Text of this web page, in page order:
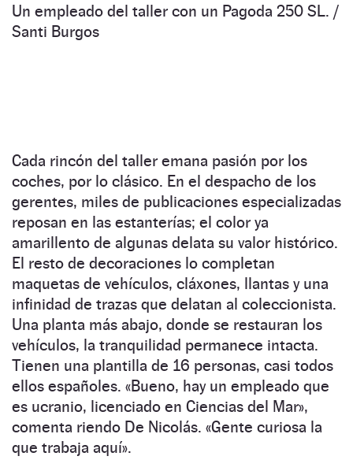
Un empleado del taller con un Pagoda 250 SL. /
Santi Burgos
Cada rincón del taller emana pasión por los
coches, por lo clásico. En el despacho de los
gerentes, miles de publicaciones especializadas
reposan en las estanterías; el color ya
amarillento de algunas delata su valor histórico.
El resto de decoraciones lo completan
maquetas de vehículos, cláxones, llantas y una
infinidad de trazas que delatan al coleccionista.
Una planta más abajo, donde se restauran los
vehículos, la tranquilidad permanece intacta.
Tienen una plantilla de 16 personas, casi todos
ellos españoles. «Bueno, hay un empleado que
es ucranio, licenciado en Ciencias del Mar»,
comenta riendo De Nicolás. «Gente curiosa la
que trabaja aquí».